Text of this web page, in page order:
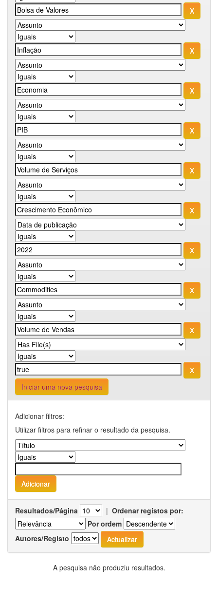
Iniciar uma nova pesquisa
Adicionar filtros:
Utilizar filtros para refinar o resultado da pesquisa.
Resultados/Página | Ordenar registos por:
Por ordem
Autores/Registo
A pesquisa não produziu resultados.